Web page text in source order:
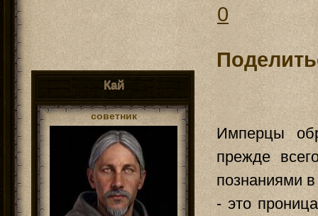
0
Кай
советник
Имперцы
прежде
познаниями
- это